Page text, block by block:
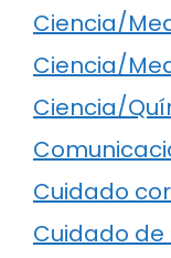
Ciencia/
Ciencia/
Ciencia/
Cuidado
Cuidado